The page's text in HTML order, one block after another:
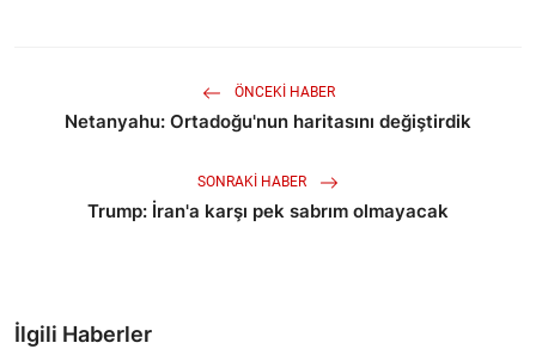
ÖNCEKI HABER
Netanyahu: Ortadoğu'nun haritasını değiştirdik
SONRAKI HABER
Trump: İran'a karşı pek sabrım olmayacak
İlgili Haberler